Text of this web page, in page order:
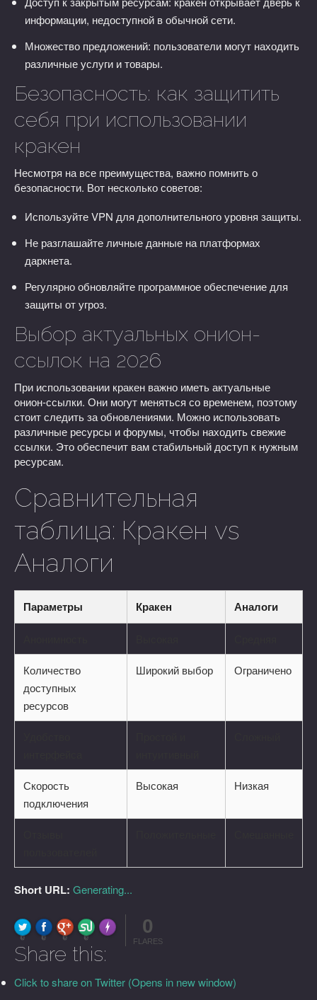
информации, недоступной в обычной сети.
Множество предложений: пользователи могут находить
различные услуги и товары.
Безопасность: как защитить
себя при использовании
кракен
Несмотря на все преимущества, важно помнить о
безопасности. Вот несколько советов:
Используйте VPN для дополнительного уровня защиты.
Не разглашайте личные данные на платформах
даркнета.
Регулярно обновляйте программное обеспечение для
защиты от угроз.
Выбор актуальных онион-
ссылок на 2026
При использовании кракен важно иметь актуальные
онион-ссылки. Они могут меняться со временем, поэтому
стоит следить за обновлениями. Можно использовать
различные ресурсы и форумы, чтобы находить свежие
ссылки. Это обеспечит вам стабильный доступ к нужным
ресурсам.
Сравнительная
таблица: Кракен vs
Аналоги
Параметры Кракен Аналоги
Количество
доступных
ресурсов
Широкий выбор Ограничено
Скорость
подключения
Высокая Низкая
Short URL: Generating...
0 0 0 0
Made with FLARE
0
FLARES
Share this:
Click to share on Twitter (Opens in new window)